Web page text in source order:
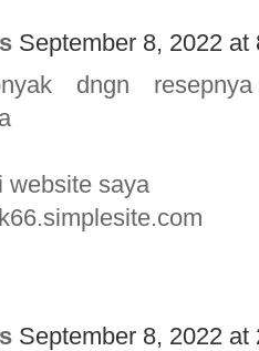
September 8, 2022 at
dngn
website saya
September 8, 2022 at